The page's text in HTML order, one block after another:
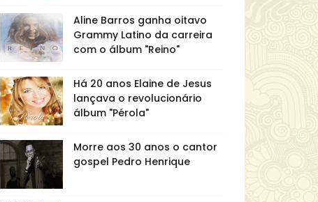
Aline Barros ganha oitavo
Grammy Latino da carreira
com o álbum "Reino"
Há 20 anos Elaine de Jesus
lançava o revolucionário
álbum "Pérola"
Morre aos 30 anos o cantor
gospel Pedro Henrique